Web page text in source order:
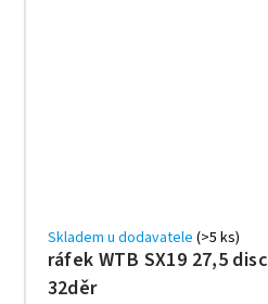
ráfek WTB SX19 27,5 disc
32děr
Skladem u dodavatele (>5 ks)